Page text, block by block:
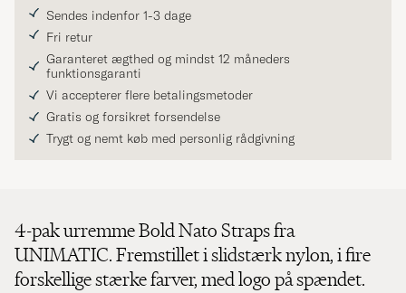
Sendes indenfor 1-3 dage
Fri retur
Garanteret ægthed og mindst 12 måneders
funktionsgaranti
Vi accepterer flere betalingsmetoder
Gratis og forsikret forsendelse
Trygt og nemt køb med personlig rådgivning
4-pak urremme Bold Nato Straps fra
UNIMATIC. Fremstillet i slidstærk nylon, i fire
forskellige stærke farver, med logo på spændet.